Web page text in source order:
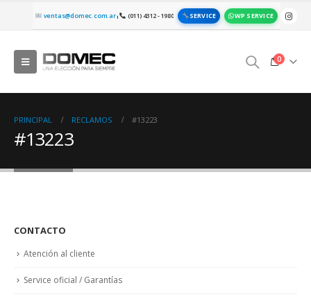
ventas@domec.com.ar| (011) 4312 - 1980 SERVICE WP SERVICE
0
PRINCIPAL RECLAMOS #13223
#13223
CONTACTO
Atención al cliente
Service oficial / Garantías